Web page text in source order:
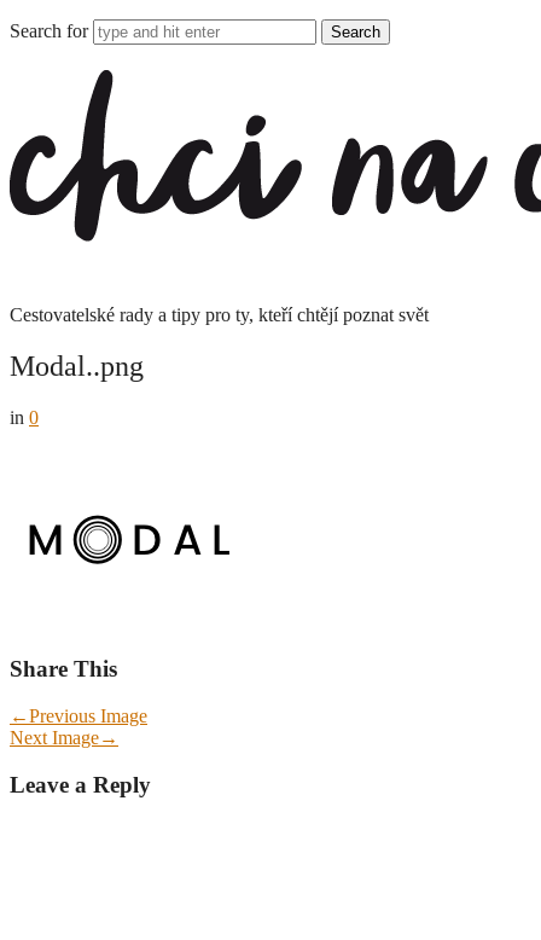
Search for
na
cesty
Cestovatelské rady a tipy pro ty, kteří chtějí poznat svět
Modal..png
in 0
Share This
←Previous Image
Next Image→
Leave a Reply